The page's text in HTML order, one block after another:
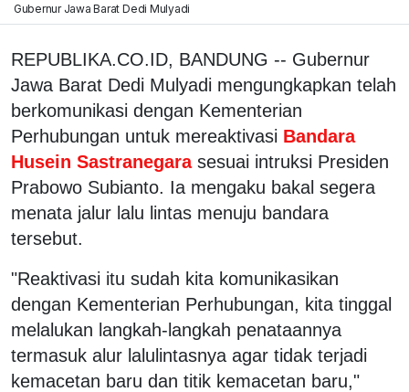
Gubernur Jawa Barat Dedi Mulyadi
REPUBLIKA.CO.ID, BANDUNG -- Gubernur
Jawa Barat Dedi Mulyadi mengungkapkan telah
berkomunikasi dengan Kementerian
Perhubungan untuk mereaktivasi Bandara
Husein Sastranegara sesuai intruksi Presiden
Prabowo Subianto. Ia mengaku bakal segera
menata jalur lalu lintas menuju bandara
tersebut.
"Reaktivasi itu sudah kita komunikasikan
dengan Kementerian Perhubungan, kita tinggal
melalukan langkah-langkah penataannya
termasuk alur lalulintasnya agar tidak terjadi
kemacetan baru dan titik kemacetan baru,"